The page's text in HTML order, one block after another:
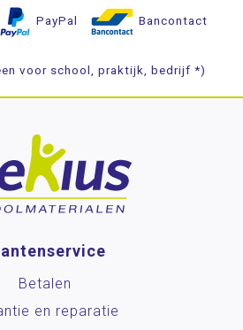
PayPal Bancontact
voor school, praktijk, bedrijf *)
Betalen
en reparatie